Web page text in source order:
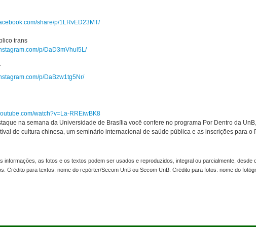
share/p/1LRvED23MT/
trans
p/DaD3mVhul5L/
p/DaBzw1tg5Nr/
watch?v=La-RREiwBK8
na semana da Universidade de Brasília você confere no programa Por Dentro da
de cultura chinesa, um seminário internacional de saúde pública e as inscrições para o
informações, as fotos e os textos podem ser usados e reproduzidos, integral ou parcialmente,
Crédito para textos: nome do repórter/Secom UnB ou Secom UnB. Crédito para fotos: nome do